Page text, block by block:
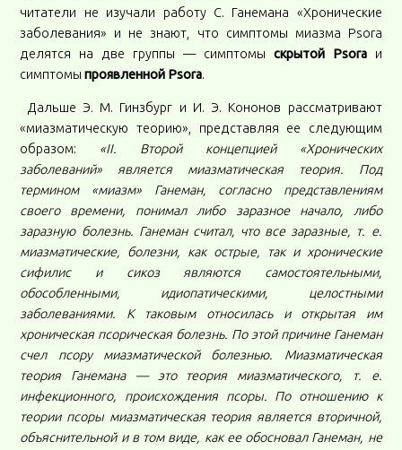
читатели не изучали работу С. Ганемана «Хронические
заболевания» и не знают, что симптомы миазма Psora
делятся на две группы — симптомы скрытой Psoraи
симптомыпроявленной Psora.
Дальше Э. М. Гинзбург и И. Э. Кононов рассматривают
«миазматическую теорию», представляя ее следующим
образом: «II. Второй концепцией «Хронических
заболеваний» является миазматическая теория. Под
термином «миазм» Ганеман, согласно представлениям
своего времени, понимал либо заразное начало, либо
заразную болезнь. Ганеман считал, что все заразные, т. е.
миазматические, болезни, как острые, так и хронические
сифилис и сикоз являются самостоятельными,
обособленными, идиопатическими, целостными
заболеваниями. К таковым относилась и открытая им
хроническая псорическая болезнь. По этой причине Ганеман
счел псору миазматической болезнью. Миазматическая
теория Ганемана — это теория миазматического, т. е.
инфекционного, происхождения псоры. По отношению к
теории псоры миазматическая теория является вторичной,
объяснительной и в том виде, как ее обосновал Ганеман, не